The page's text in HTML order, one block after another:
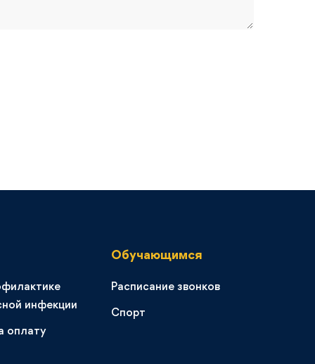
инфекции
оплату
Обучающимся
Расписание звонков
Спорт